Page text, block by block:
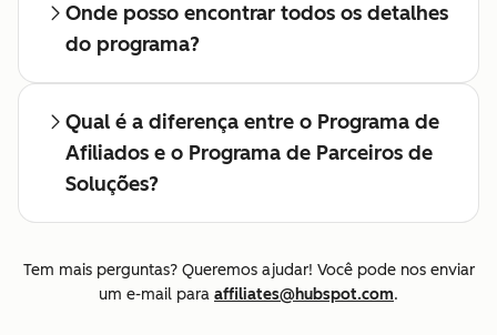
Onde posso encontrar todos os detalhes
do programa?
Qual é a diferença entre o Programa de
Afiliados e o Programa de Parceiros de
Soluções?
Tem mais perguntas? Queremos ajudar! Você pode nos enviar
um e-mail para affiliates@hubspot.com.